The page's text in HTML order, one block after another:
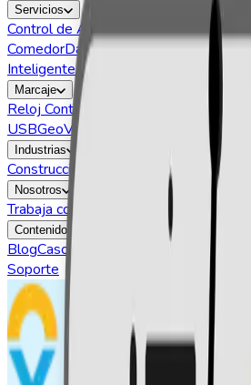
Servicios
Control de AsistenciaControl de Acceso
ComedorDashboard BI Permisos y
InteligenteAlertas
Marcaje
Reloj Control
USBGeoVictoria Call App Cuadrilla
Industrias
Construcción Retail
Nosotros
Trabaja con Nosotros Quiénes somos
Contenidos
BlogCasos de Exito
Soporte